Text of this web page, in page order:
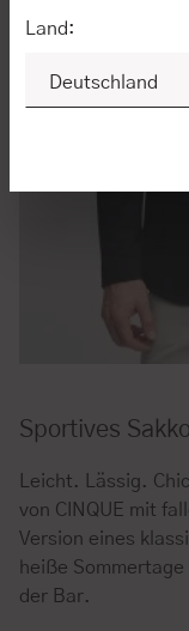
Sportives Sakko
Leicht. Lässig.
von CINQUE mit
Version eines
heiße
der Bar.
Land: